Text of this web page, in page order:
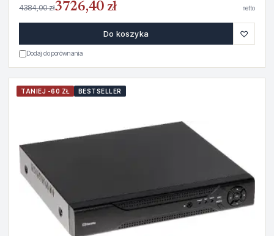
4384,00 zł3726,40 zł netto
Do koszyka ♡
Dodaj do porównania
TANIEJ -60 ZŁ BESTSELLER